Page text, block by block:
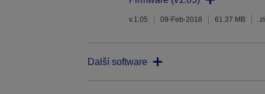
v.1.05 09-Feb-2018 61.37 MB
Další software